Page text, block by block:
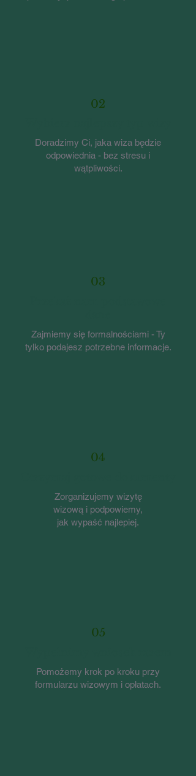
02
Doradzimy Ci, jaka wiza będzie
odpowiednia - bez stresu i
wątpliwości.
03
Zajmiemy się formalnościami - Ty
tylko podajesz potrzebne informacje.
04
Zorganizujemy wizytę
wizową i podpowiemy,
jak wypaść najlepiej.
05
Pomożemy krok po kroku przy
formularzu wizowym i opłatach.